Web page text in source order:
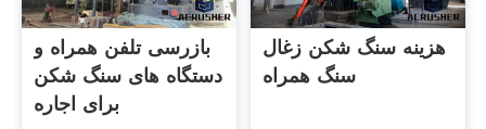
بازرسی تلفن همراه و
دستگاه های سنگ شکن
برای اجاره
هزینه سنگ شکن زغال
سنگ همراه